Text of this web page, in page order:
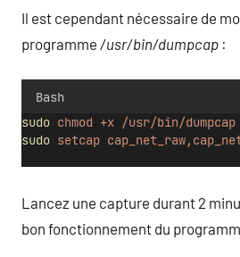
Il est cependant nécessaire de
programme /usr/bin/dumpcap :
Bash
sudo chmod +x /usr/bin/dumpcap
sudo setcap
Lancez une capture durant 2
bon fonctionnement du